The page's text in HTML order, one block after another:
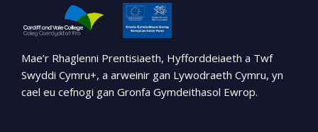
Mae’r Rhaglenni Prentisiaeth, Hyfforddeiaeth a Twf
Swyddi Cymru+, a arweinir gan Lywodraeth Cymru, yn
cael eu cefnogi gan Gronfa Gymdeithasol Ewrop.